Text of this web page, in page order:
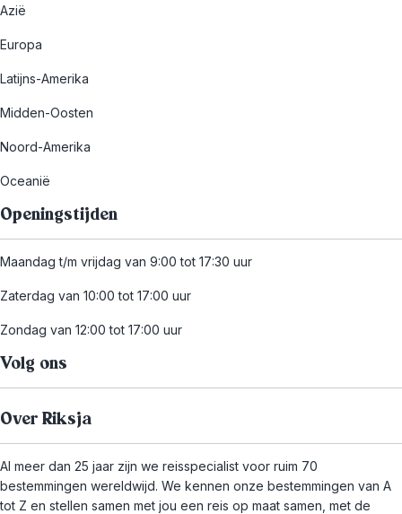
Azië
Europa
Latijns-Amerika
Midden-Oosten
Noord-Amerika
Oceanië
Openingstijden
Maandag t/m vrijdag van 9:00 tot 17:30 uur
Zaterdag van 10:00 tot 17:00 uur
Zondag van 12:00 tot 17:00 uur
Volg ons
Over Riksja
Al meer dan 25 jaar zijn we reisspecialist voor ruim 70
bestemmingen wereldwijd. We kennen onze bestemmingen van A
tot Z en stellen samen met jou een reis op maat samen, met de